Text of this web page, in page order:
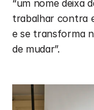
“um nome deixa
trabalhar contra
e se transforma
de mudar”.